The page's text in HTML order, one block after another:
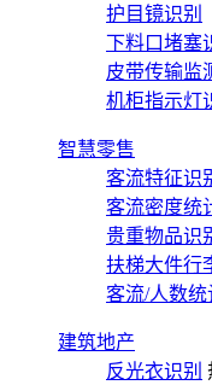
护目镜识别
下料口堵塞
皮带传输监
机柜指示灯
智慧零售
客流特征识
客流密度统
贵重物品识
扶梯大件行
客流/人数统
建筑地产
反光衣识别